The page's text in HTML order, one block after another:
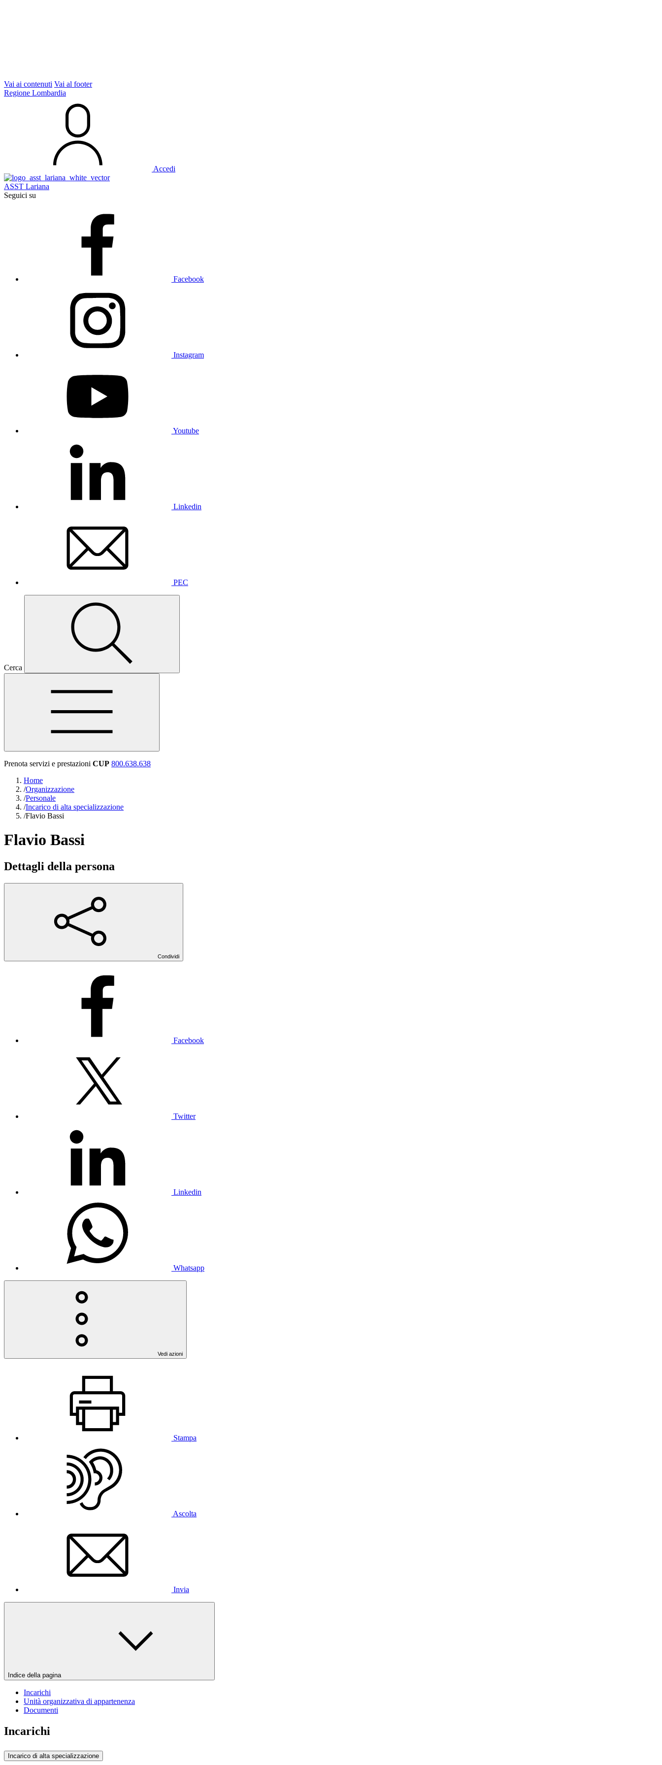
Vai ai contenuti Vai al footer
Regione Lombardia
Accedi
ASST Lariana
Seguici su
Facebook
Instagram
Youtube
Linkedin
PEC
Cerca
Prenota servizi e prestazioni CUP 800.638.638
Home
/Organizzazione
/Personale
/Incarico di alta specializzazione
/Flavio Bassi
Flavio Bassi
Dettagli della persona
Condividi
Facebook
Twitter
Linkedin
Whatsapp
Vedi azioni
Stampa
Ascolta
Invia
Indice della pagina
Incarichi
Unità organizzativa di appartenenza
Documenti
Incarichi
Incarico di alta specializzazione